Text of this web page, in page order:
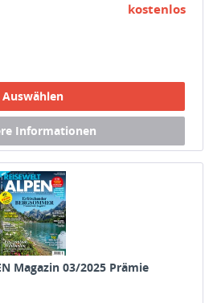
kostenlos
Magazin 03/2025 Prämie